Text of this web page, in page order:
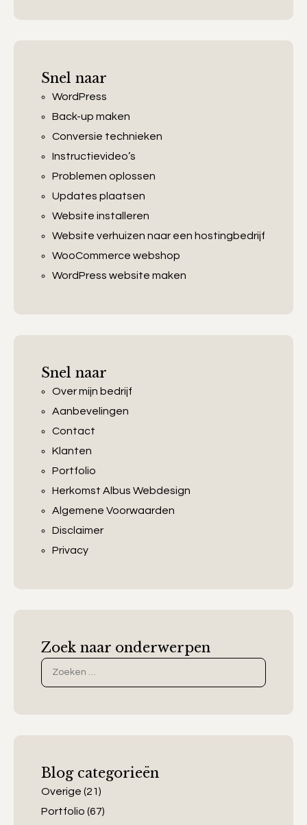
Snel naar
WordPress
Back-up maken
Conversie technieken
Instructievideo’s
Problemen oplossen
Updates plaatsen
Website installeren
Website verhuizen naar een hostingbedrijf
WooCommerce webshop
WordPress website maken
Snel naar
Over mijn bedrijf
Aanbevelingen
Contact
Klanten
Portfolio
Herkomst Albus Webdesign
Algemene Voorwaarden
Disclaimer
Privacy
Zoek naar onderwerpen
Zoek
naar:
Blog categorieën
Overige (21)
Portfolio (67)